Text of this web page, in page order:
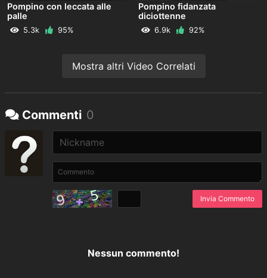
Pompino con leccata alle
palle
5.3k 95%
Pompino fidanzata
diciottenne
6.9k 92%
Mostra altri Video Correlati
Commenti 0
Invia Commento
Nessun commento!